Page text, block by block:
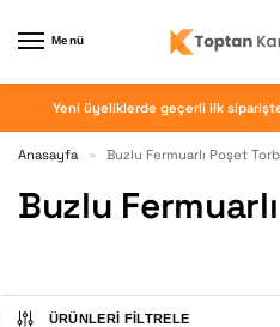
Menü
Yeni üyeliklerde geçerli ilk
Anasayfa » Buzlu Fermuarlı Poşet
Buzlu
ÜRÜNLERI FILTRELE